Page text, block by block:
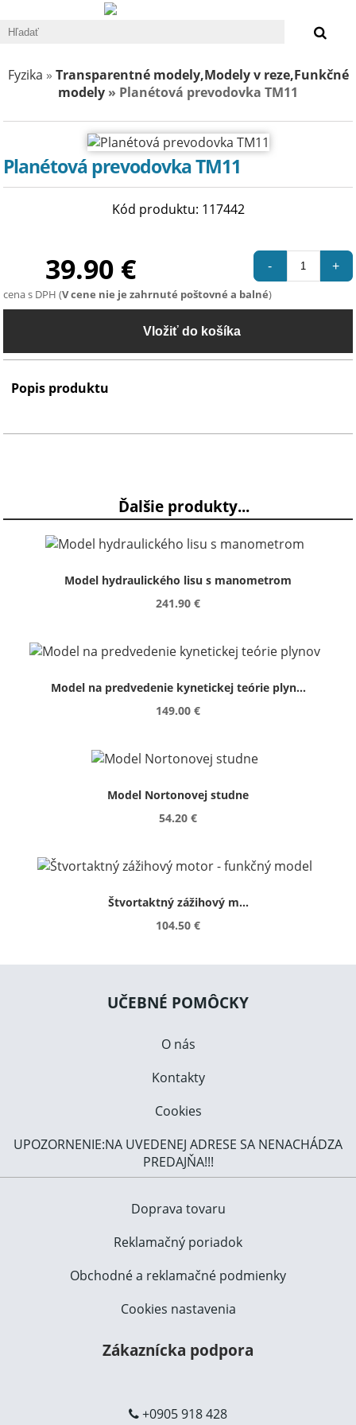
Fyzika » Transparentné modely,Modely v reze,Funkčné
modely » Planétová prevodovka TM11
Planétová prevodovka TM11
Kód produktu: 117442
39.90 € +
-
cena s DPH (V cene nie je zahrnuté poštovné a balné)
Popis produktu
Ďalšie produkty...
Model hydraulického lisu s manometrom
241.90 €
Model na predvedenie kynetickej teórie plyn...
149.00 €
Model Nortonovej studne
54.20 €
Štvortaktný zážihový m...
104.50 €
UČEBNÉ POMÔCKY
O nás
Kontakty
Cookies
UPOZORNENIE:NA UVEDENEJ ADRESE SA NENACHÁDZA
PREDAJŇA!!!
Doprava tovaru
Reklamačný poriadok
Obchodné a reklamačné podmienky
Cookies nastavenia
Zákaznícka podpora
+0905 918 428